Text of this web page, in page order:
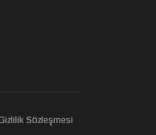
Sözleşmesi